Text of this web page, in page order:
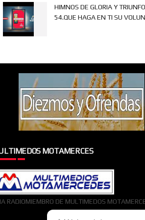
HIMNOS DE GLORIA Y
54.QUE HAGA EN TI SU
MOTAMERCES
RADIOMIEMBRO DE MULTIMEDOS